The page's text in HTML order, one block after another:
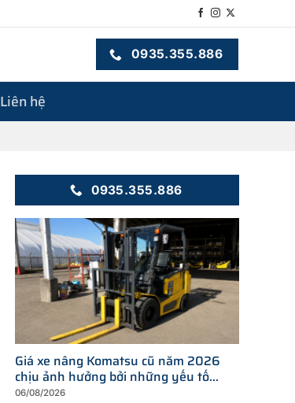
0935.355.886
Liên hệ
0935.355.886
Giá xe nâng Komatsu cũ năm 2026
chịu ảnh hưởng bởi những yếu tố
nào?
06/08/2026